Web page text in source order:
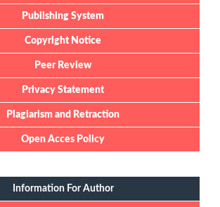
Publishing System
Copyright Notice
Peer Review
Privacy Statement
Plagiarism and Retraction
Open Acces Policy
Information For Author